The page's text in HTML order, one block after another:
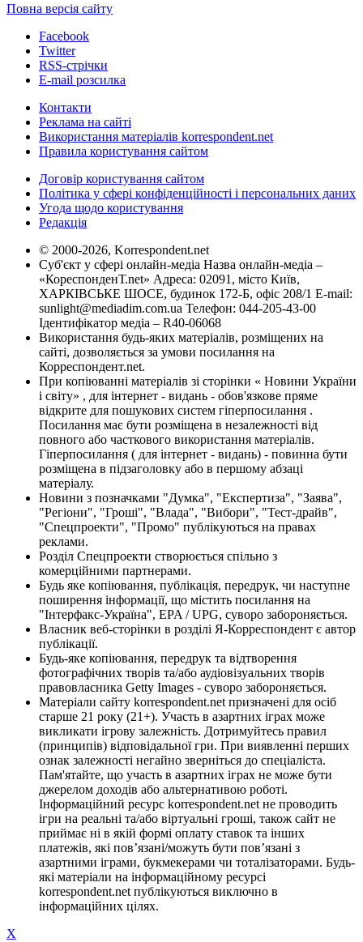
Повна версія сайту
Facebook
Twitter
RSS-стрічки
E-mail розсилка
Контакти
Реклама на сайті
Використання матеріалів korrespondent.net
Правила користування сайтом
Договір користування сайтом
Політика у сфері конфіденційності і персональних даних
Угода щодо користування
Редакція
© 2000-2026, Korrespondent.net
Суб'єкт у сфері онлайн-медіа Назва онлайн-медіа –
«КореспонденТ.net» Адреса: 02091, місто Київ,
ХАРКІВСЬКЕ ШОСЕ, будинок 172-Б, офіс 208/1 E-mail:
sunlight@mediadim.com.ua Телефон: 044-205-43-00
Ідентифікатор медіа – R40-06068
Використання будь-яких матеріалів, розміщених на
сайті, дозволяється за умови посилання на
Корреспондент.net.
При копіюванні матеріалів зі сторінки « Новини України
і світу» , для інтернет - видань - обов'язкове пряме
відкрите для пошукових систем гіперпосилання .
Посилання має бути розміщена в незалежності від
повного або часткового використання матеріалів.
Гіперпосилання ( для інтернет - видань) - повинна бути
розміщена в підзаголовку або в першому абзаці
матеріалу.
Новини з позначками "Думка", "Експертиза", "Заява",
"Регіони", "Гроші", "Влада", "Вибори", "Тест-драйв",
"Спецпроекти", "Промо" публікуються на правах
реклами.
Розділ Спецпроекти створюється спільно з
комерційними партнерами.
Будь яке копіювання, публікація, передрук, чи наступне
поширення інформації, що містить посилання на
"Інтерфакс-Україна", EPA / UPG, суворо забороняється.
Власник веб-сторінки в розділі Я-Корреспондент є автор
публікації.
Будь-яке копіювання, передрук та відтворення
фотографічних творів та/або аудіовізуальних творів
правовласника Getty Images - суворо забороняється.
Матеріали сайту korrespondent.net призначені для осіб
старше 21 року (21+). Участь в азартних іграх може
викликати ігрову залежність. Дотримуйтесь правил
(принципів) відповідальної гри. При виявленні перших
ознак залежності негайно зверніться до спеціаліста.
Пам'ятайте, що участь в азартних іграх не може бути
джерелом доходів або альтернативою роботі.
Інформаційний ресурс korrespondent.net не проводить
ігри на реальні та/або віртуальні гроші, також сайт не
приймає ні в якій формі оплату ставок та інших
платежів, які пов’язані/можуть бути пов’язані з
азартними іграми, букмекерами чи тоталізаторами. Будь-
які матеріали на інформаційному ресурсі
korrespondent.net публікуються виключно в
інформаційних цілях.
X